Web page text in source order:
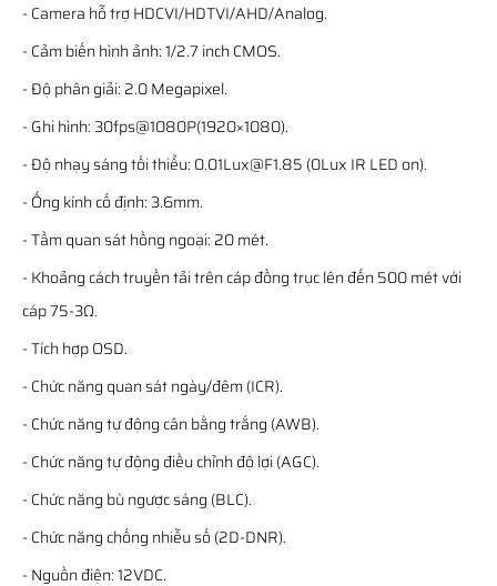
- Camera hỗ trợ HDCVI/HDTVI/AHD/Analog.
- Cảm biến hình ảnh: 1/2.7 inch CMOS.
- Độ phân giải: 2.0 Megapixel.
- Ghi hình: 30fps@1080P(1920×1080).
- Độ nhạy sáng tối thiểu: 0.01Lux@F1.85 (0Lux IR LED on).
- Ống kính cố định: 3.6mm.
- Tầm quan sát hồng ngoại: 20 mét.
- Khoảng cách truyền tải trên cáp đồng trục lên đến 500 mét với
cáp 75-3Ω.
- Tích hợp OSD.
- Chức năng quan sát ngày/đêm (ICR).
- Chức năng tự động cân bằng trắng (AWB).
- Chức năng tự động điều chỉnh độ lợi (AGC).
- Chức năng bù ngược sáng (BLC).
- Chức năng chống nhiễu số (2D-DNR).
- Nguồn điện: 12VDC.